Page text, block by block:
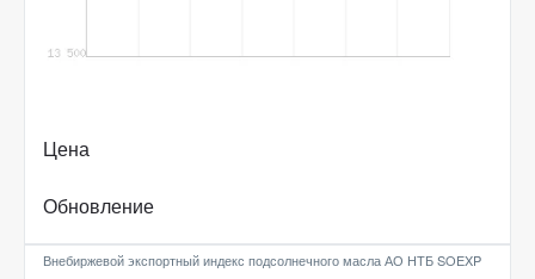
Цена
Обновление
Внебиржевой экспортный индекс подсолнечного масла АО НТБ SOEXP